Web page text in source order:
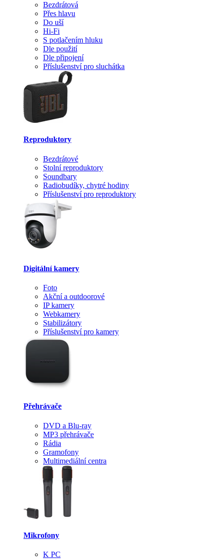
Bezdrátová
Přes hlavu
Do uší
Hi-Fi
S potlačením hluku
Dle použití
Dle připojení
Příslušenství pro sluchátka
Reproduktory
Bezdrátové
Stolní reproduktory
Soundbary
Radiobudíky, chytré hodiny
Příslušenství pro reproduktory
Digitální kamery
Foto
Akční a outdoorové
IP kamery
Webkamery
Stabilizátory
Příslušenství pro kamery
Přehrávače
DVD a Blu-ray
MP3 přehrávače
Rádia
Gramofony
Multimediální centra
Mikrofony
K PC